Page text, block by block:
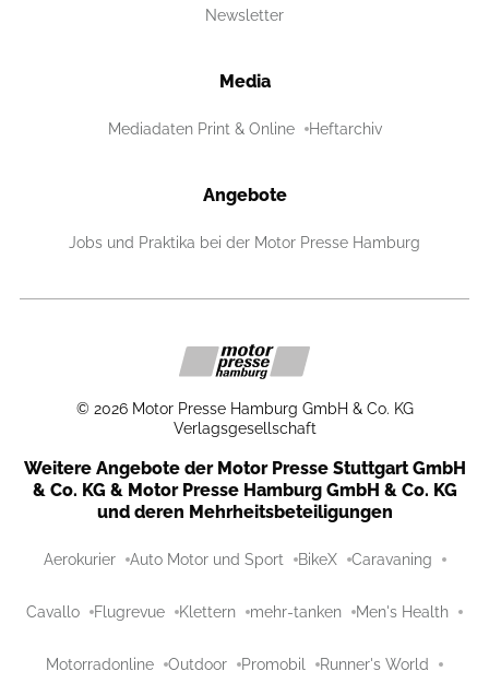
Newsletter
Media
Mediadaten Print & Online Heftarchiv
Angebote
Jobs und Praktika bei der Motor Presse Hamburg
© 2026 Motor Presse Hamburg GmbH & Co. KG
Verlagsgesellschaft
Weitere Angebote der Motor Presse Stuttgart GmbH
& Co. KG & Motor Presse Hamburg GmbH & Co. KG
und deren Mehrheitsbeteiligungen
Aerokurier Auto Motor und Sport BikeX Caravaning
Cavallo Flugrevue Klettern mehr-tanken Men's Health
Motorradonline Outdoor Promobil Runner's World